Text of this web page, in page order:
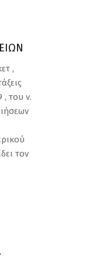
,
, του ν.
τον